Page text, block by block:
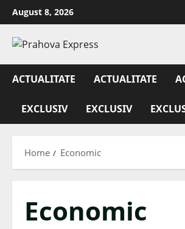
August 8, 2026
ACTUALITATE ACTUALITATE
EXCLUSIV EXCLUSIV
Home Economic
Economic